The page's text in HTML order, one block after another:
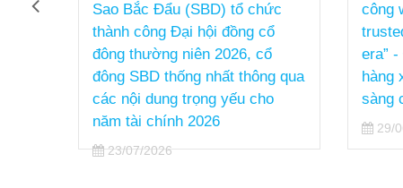
công workshop “Building the
trusted foundation for the AI
era” - Đồng hành cùng Khách
hàng xây dựng hạ tầng sẵn
sàng cho kỷ nguyên AI
29/06/2026
SỰ
17/